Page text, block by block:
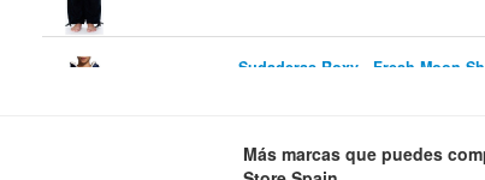
Sudaderas Roxy - Fresh Moon
Más marcas que puedes